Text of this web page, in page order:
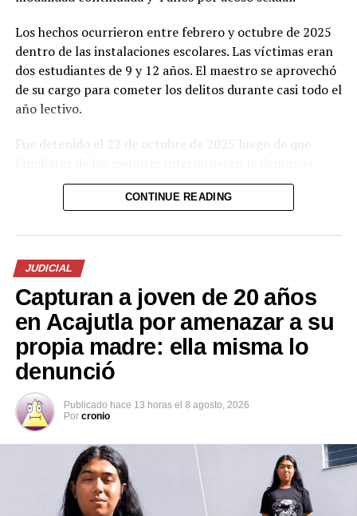
Los hechos ocurrieron entre febrero y octubre de 2025
dentro de las instalaciones escolares. Las víctimas eran
dos estudiantes de 9 y 12 años. El maestro se aprovechó
de su cargo para cometer los delitos durante casi todo el
año lectivo.
Fue detenido el 22 de octubre de 2025 luego de que
correspondiente. La Fiscalía General de la República
presentó pruebas documentales, periciales y
responsabilidad penal.
El proceso se desarrolló bajo reserva para proteger la
identidad y la intimidad de las víctimas. La sentencia
busca enviar un mensaje claro contra quienes abusan de
su posición de confianza en el sistema educativo.
Las autoridades judiciales y fiscales reiteraron su
que afectan a la niñez y adolescencia.
Comparte esto:
Facebook
CONTINUE READING
JUDICIAL
Capturan a joven de 20 años
en Acajutla por amenazar a su
propia madre: ella misma lo
denunció
Publicado hace 13 horas el 8 agosto, 2026
Por cronio